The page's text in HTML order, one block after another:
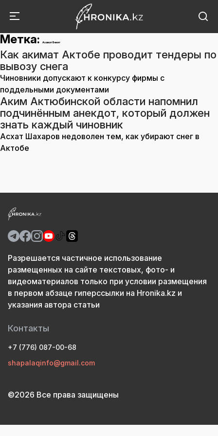
Метка: Азамат Бекет
Как акимат Актобе проводит тендеры по
вывозу снега
Чиновники допускают к конкурсу фирмы с
поддельными документами
Аким Актюбинской области напомнил
подчинённым анекдот, который должен
знать каждый чиновник
Асхат Шахаров недоволен тем, как убирают снег в
Актобе
Разрешается частичное использование
размещенных на сайте текстовых, фото- и
видеоматериалов только при условии размещения
в первом абзаце гиперссылки на Hronika.kz и
указания автора статьи
Контакты
+7 (776) 087-00-68
shapalaqinfo@gmail.com
©2026 Все права защищены